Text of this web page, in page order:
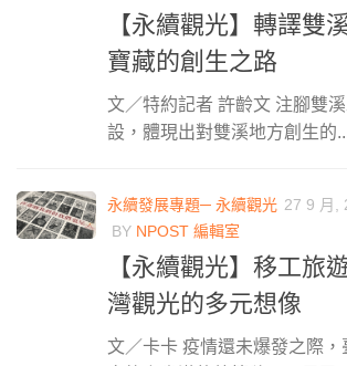
【永續觀光】轉譯雙
寶藏的創生之路
文／特約記者 許齡文 注腳雙
設，體現出對雙溪地方創生的
永續發展專題─ 永續觀光 27 9 月,
BY NPOST 編輯室
【永續觀光】移工旅
灣觀光的多元想像
文／卡卡 疫情還未爆發之際，